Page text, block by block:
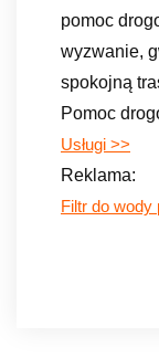
pomoc
wyzwanie,
spokojną
Pomoc
Usługi >>
Reklama:
Filtr do wody